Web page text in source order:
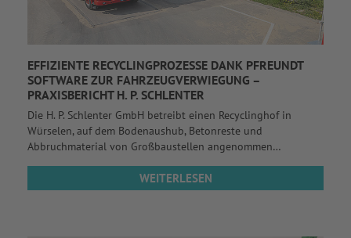
EFFIZIENTE RECYCLINGPROZESSE DANK PFREUNDT
SOFTWARE ZUR FAHRZEUGVERWIEGUNG –
PRAXISBERICHT H. P. SCHLENTER
Die H. P. Schlenter GmbH betreibt einen Recyclinghof in
Würselen, auf dem Bodenaushub, Betonreste und
Abbruchmaterial von Großbaustellen angenommen…
WEITERLESEN